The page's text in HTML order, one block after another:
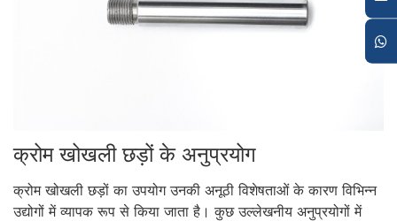
क्रोम खोखली छड़ों के अनुप्रयोग
क्रोम खोखली छड़ों का उपयोग उनकी अनूठी विशेषताओं के कारण विभिन्न
उद्योगों में व्यापक रूप से किया जाता है। कुछ उल्लेखनीय अनुप्रयोगों में